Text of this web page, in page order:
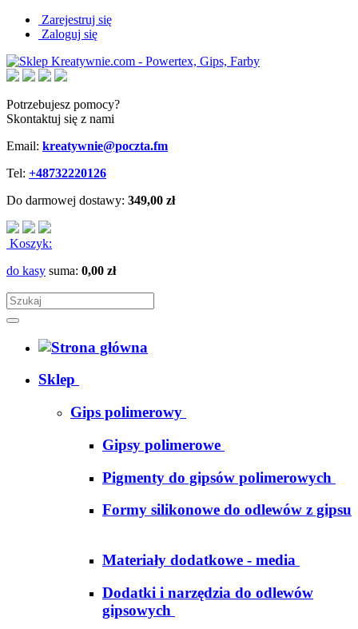
Zarejestruj się
Zaloguj się
Potrzebujesz pomocy?
Skontaktuj się z nami
Email: kreatywnie@poczta.fm
Tel: +48732220126
Do darmowej dostawy: 349,00 zł
Koszyk:
do kasy suma: 0,00 zł
Sklep
Gips polimerowy
Gipsy polimerowe
Pigmenty do gipsów polimerowych
Formy silikonowe do odlewów z gipsu
Materiały dodatkowe - media
Dodatki i narzędzia do odlewów
gipsowych